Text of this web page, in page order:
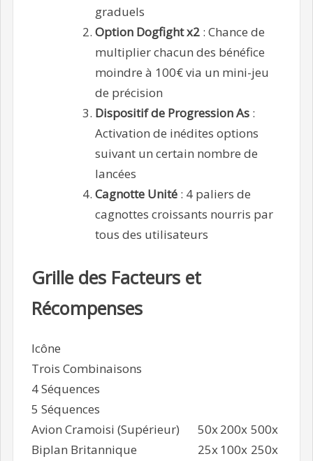
graduels
Option Dogfight x2: Chance de
multiplier chacun des bénéfice
moindre à 100€ via un mini-jeu
de précision
Dispositif de Progression As:
Activation de inédites options
suivant un certain nombre de
lancées
Cagnotte Unité: 4 paliers de
cagnottes croissants nourris par
tous des utilisateurs
Grille des Facteurs et
Récompenses
Icône
Trois Combinaisons
4 Séquences
5 Séquences
Avion Cramoisi (Supérieur)
50x200x 500x
Biplan Britannique
25x100x 250x